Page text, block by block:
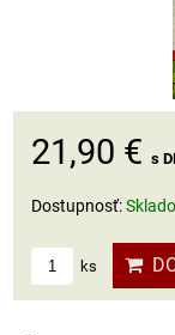
21,90 € s
Dostupnosť:
ks